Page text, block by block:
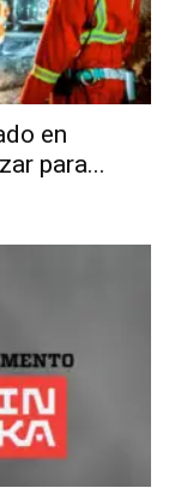
en
para...